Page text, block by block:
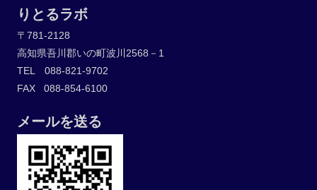
りとるラボ
〒781-2128
高知県吾川郡いの町波川2568－1
TEL 088-821-9702
FAX 088-854-6100
メールを送る